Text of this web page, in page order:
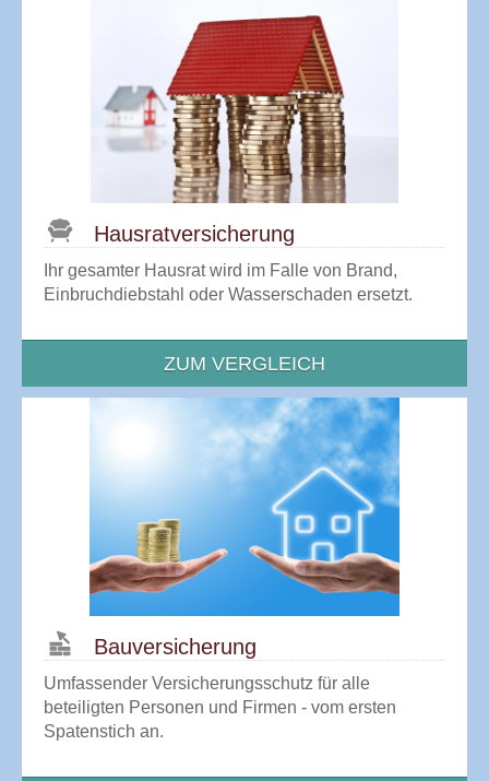
Hausrat­versicherung
Ihr gesamter Hausrat wird im Falle von Brand,
Einbruchdiebstahl oder Wasserschaden ersetzt.
ZUM VERGLEICH
Bau­versicherung
Umfassender Versicherungsschutz für alle
beteiligten Personen und Firmen - vom ersten
Spatenstich an.